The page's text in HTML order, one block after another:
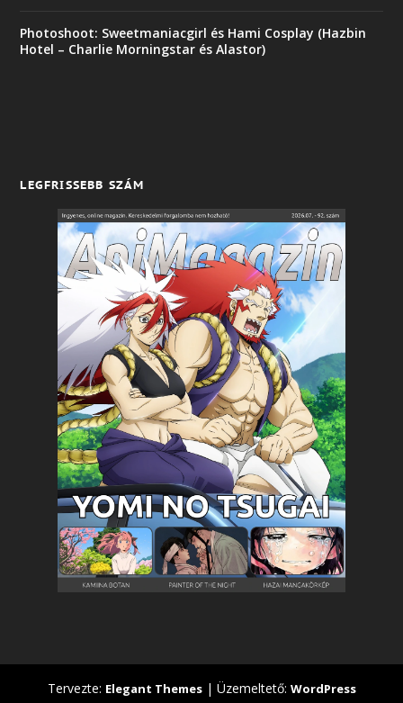
Photoshoot: Sweetmaniacgirl és Hami Cosplay (Hazbin
Hotel – Charlie Morningstar és Alastor)
LEGFRISSEBB SZÁM
Tervezte: Elegant Themes| Üzemeltető: WordPress